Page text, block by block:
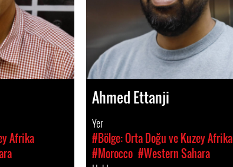
Afrika
Ahmed Ettanji
Yer
#Bölge: Orta Doğu ve Kuzey Afrika
#Morocco #Western Sahara